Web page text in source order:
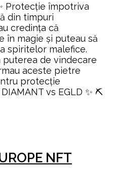
Protecție împotriva
din timpuri
credința că
în magie și puteau să
spiritelor malefice.
puterea de vindecare
aceste pietre
protecție
vs EGLD ✨ ⛏️
NFT